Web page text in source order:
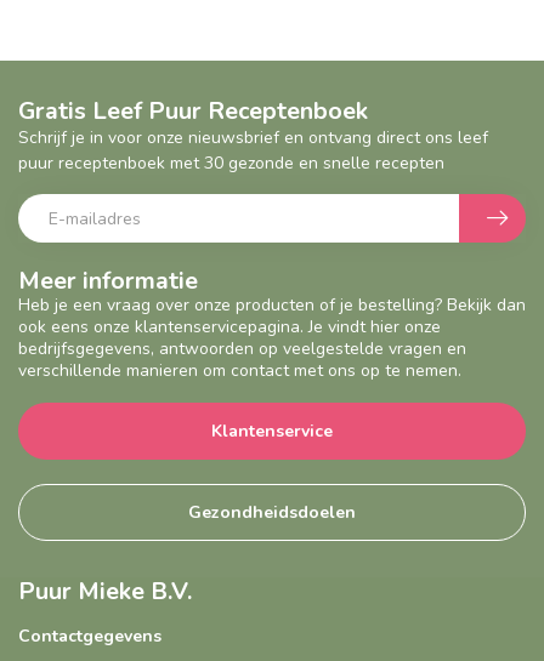
Meer informatie
Heb je een vraag over onze producten of je bestelling? Bekijk dan
ook eens onze klantenservicepagina. Je vindt hier onze
bedrijfsgegevens, antwoorden op veelgestelde vragen en
verschillende manieren om contact met ons op te nemen.
Klantenservice
Gezondheidsdoelen
Gratis Leef Puur Receptenboek
Schrijf je in voor onze nieuwsbrief en ontvang direct ons leef
puur receptenboek met 30 gezonde en snelle recepten
Puur Mieke B.V.
Contactgegevens